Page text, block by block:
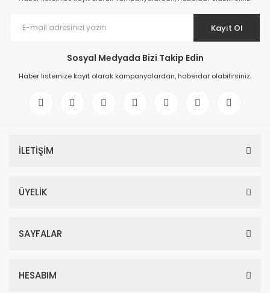
Kayıt Ol
Sosyal Medyada Bizi Takip Edin
Haber listemize kayıt olarak kampanyalardan, haberdar olabilirsiniz.
İLETİŞİM
ÜYELİK
SAYFALAR
HESABIM